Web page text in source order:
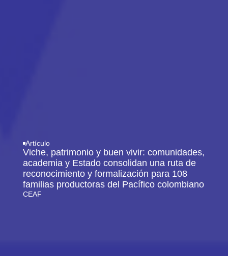
Artículo
Viche, patrimonio y buen vivir: comunidades,
academia y Estado consolidan una ruta de
reconocimiento y formalización para 108
familias productoras del Pacífico colombiano
CEAF